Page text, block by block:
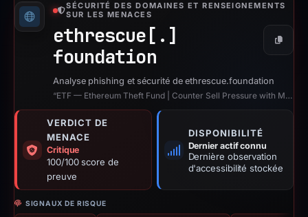
SÉCURITÉ DES DOMAINES ET RENSEIGNEMENTS
SUR LES MENACES
ethrescue[.]
foundation
Copier
Analyse phishing et sécurité de ethrescue.foundation
“ETF — Ethereum Theft Fund | Counter Sell Pressure with Math”
VERDICT DE
MENACE
Critique
100/100 score de
preuve
DISPONIBILITÉ
Dernier actif connu
Dernière observation
d'accessibilité stockée
SIGNAUX DE RISQUE